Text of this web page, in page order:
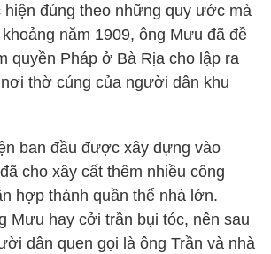
hiện đúng theo những quy ước mà
năm 1909, ông Mưu đã đề
quyền Pháp ở Bà Rịa cho lập ra
thờ cúng của người dân khu
ban đầu được xây dựng vào
cho xây cất thêm nhiều công
hợp thành quần thể nhà lớn.
Mưu hay cởi trần bụi tóc, nên sau
dân quen gọi là ông Trần và nhà